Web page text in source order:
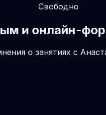
Свободно
и онлайн-
о занятиях с